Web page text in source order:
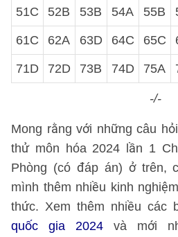
51C 52B 53B 54A 55B
61C 62A 63D 64C 65C
71D 72D 73B 74D 75A
-/-
Mong rằng với những câu
thử môn hóa 2024 lần 1
Phòng (có đáp án) ở trên,
mình thêm nhiều kinh
thức. Xem thêm nhiều các
quốc gia 2024 và mới